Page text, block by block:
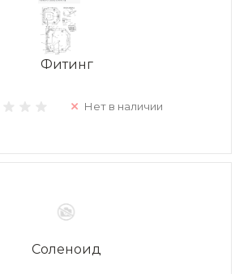
Фитинг
Нет в наличии
Соленоид